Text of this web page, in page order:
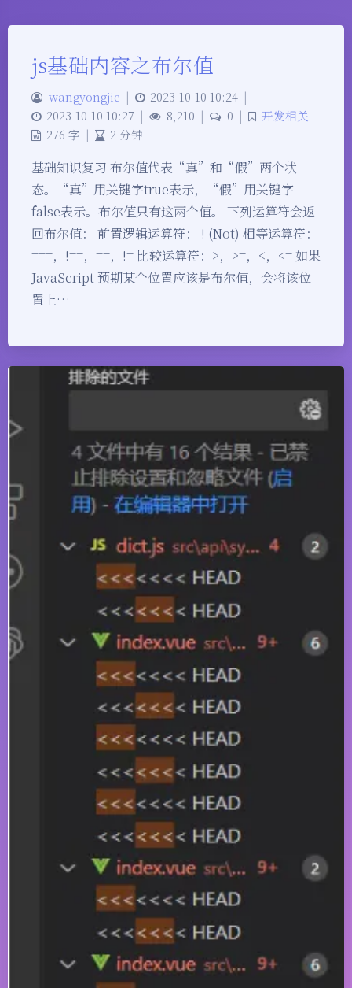
js基础内容之布尔值
wangyongjie | 2023-10-10 10:24 |
2023-10-10 10:27 | 8,210 | 0 |
开发相关
276 字 | 2 分钟
基础知识复习 布尔值代表“真”和“假”两个状
态。“真”用关键字true表示，“假”用关键字
false表示。布尔值只有这两个值。 下列运算符会返
回布尔值： 前置逻辑运算符： ! (Not) 相等运算符：
===，!==，==，!= 比较运算符：>，>=，<，<= 如果
JavaScript 预期某个位置应该是布尔值，会将该位
置上…